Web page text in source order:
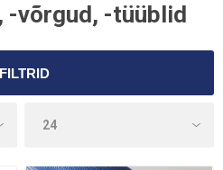
-võrgud, -tüüblid
FILTRID